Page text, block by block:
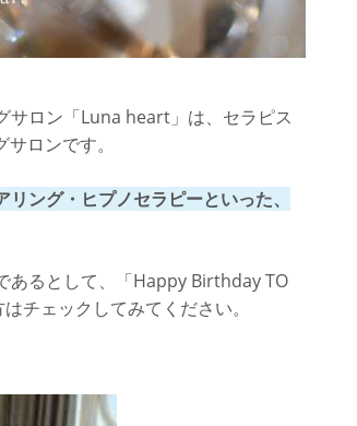
店】
リカンチャ」】
サロン「Luna heart」は、セラピス
ロンです。
ング・ヒプノセラピーといった、
あるとして、「Happy Birthday TO
チェックしてみてください。